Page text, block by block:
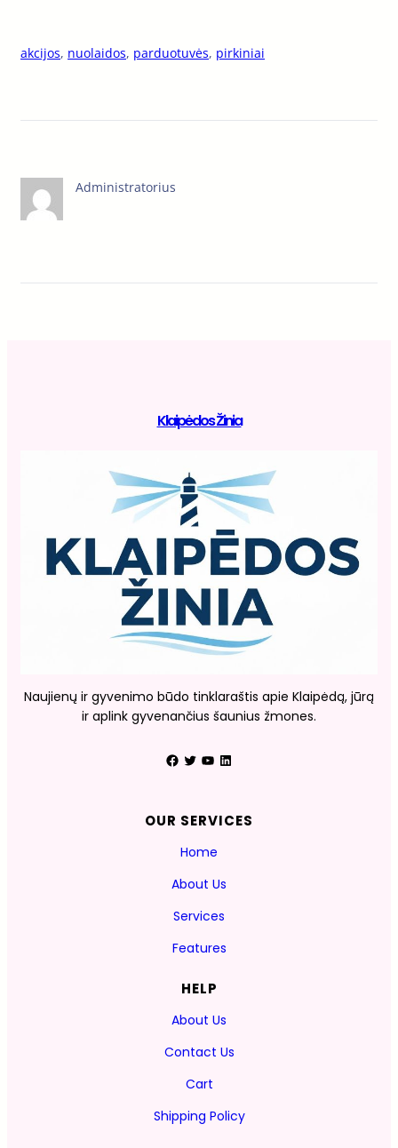
akcijos, nuolaidos, parduotuvės, pirkiniai
Administratorius
Klaipėdos Žinia
Naujienų ir gyvenimo būdo tinklaraštis apie Klaipėdą, jūrą
ir aplink gyvenančius šaunius žmones.
Facebook Twitter YouTube LinkedIn
OUR SERVICES
Home
About Us
Services
Features
HELP
About Us
Contact Us
Cart
Shipping Policy